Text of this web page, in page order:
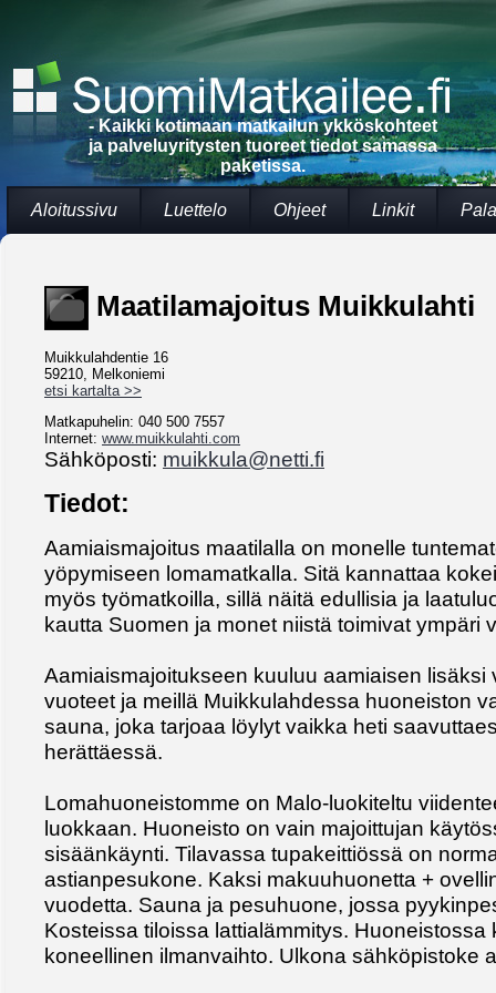
- Kaikki kotimaan matkailun ykköskohteet
ja palveluyritysten tuoreet tiedot samassa
paketissa.
Aloitussivu Luettelo Ohjeet Linkit
Maatilamajoitus Muikkulahti
Muikkulahdentie 16
59210, Melkoniemi
etsi kartalta >>
Matkapuhelin: 040 500 7557
Internet: www.muikkulahti.com
Sähköposti: muikkula@netti.fi
Tiedot:
Aamiaismajoitus maatilalla on monelle
yöpymiseen lomamatkalla. Sitä kannattaa
myös työmatkoilla, sillä näitä edullisia ja
kautta Suomen ja monet niistä toimivat ympäri
Aamiaismajoitukseen kuuluu aamiaisen lisäksi
vuoteet ja meillä Muikkulahdessa huoneiston
sauna, joka tarjoaa löylyt vaikka heti
herättäessä.
Lomahuoneistomme on Malo-luokiteltu
luokkaan. Huoneisto on vain majoittujan
sisäänkäynti. Tilavassa tupakeittiössä on
astianpesukone. Kaksi makuuhuonetta +
vuodetta. Sauna ja pesuhuone, jossa
Kosteissa tiloissa lattialämmitys. Huoneistossa
koneellinen ilmanvaihto. Ulkona sähköpistoke